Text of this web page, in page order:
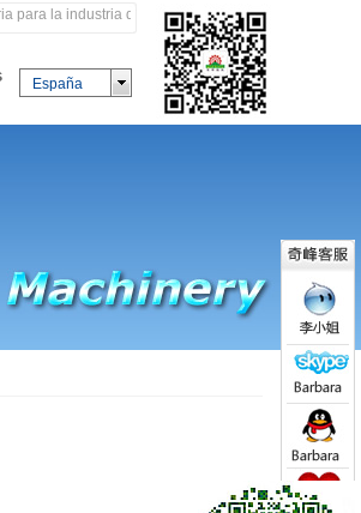
la industria de calzado,Equipos para la industria
España